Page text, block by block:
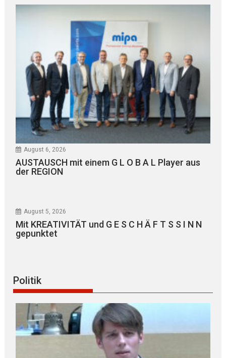
August 6, 2026
AUSTAUSCH mit einem G L O B A L Player aus
der REGION
August 5, 2026
Mit KREATIVITÄT und G E S C H Ä F T S S I N N
gepunktet
Politik